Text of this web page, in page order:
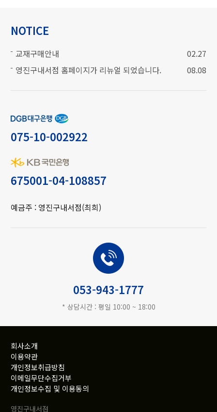
NOTICE
교재구매안내
02.27
영진구내서점 홈페이지가 리뉴얼 되었습니다.
08.08
075-10-002922
675001-04-108857
예금주 : 영진구내서점(최희)
고객상담
053-943-1777
* 상담시간 : 평일 10:00 ~ 18:00
회사소개
이용약관
개인정보취급방침
이메일무단수집거부
개인정보수집 및 이용동의
영진구내서점